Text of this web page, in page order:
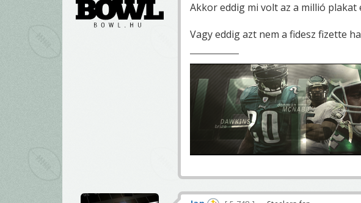
Akkor eddig mi volt az a millió plakat
Vagy eddig azt nem a fidesz fizette